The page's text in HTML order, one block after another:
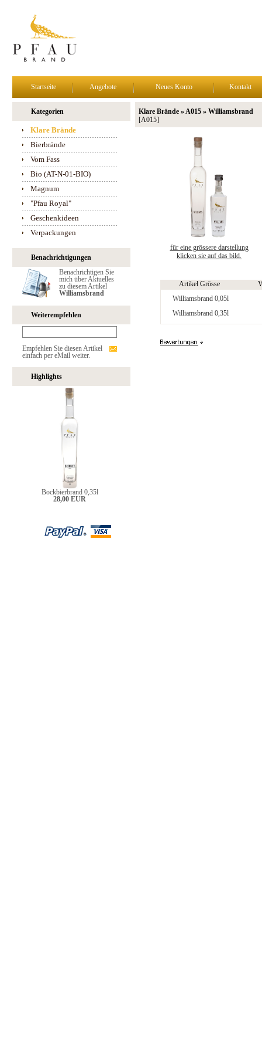
Startseite Angebote Neues Konto Kontakt
Kategorien
Klare Brände
Bierbrände
Vom Fass
Bio (AT-N-01-BIO)
Magnum
"Pfau Royal"
Geschenkideen
Verpackungen
Benachrichtigungen
Benachrichtigen Sie
mich über Aktuelles
zu diesem Artikel
Williamsbrand
Weiterempfehlen
Empfehlen Sie diesen Artikel
einfach per eMail weiter.
Highlights
Bockbierbrand 0,35l
28,00 EUR
Klare Brände » A015 » Williamsbrand
[A015]
für eine grössere darstellung
klicken sie auf das bild.
Artikel Grösse
Williamsbrand 0,05l
Williamsbrand 0,35l